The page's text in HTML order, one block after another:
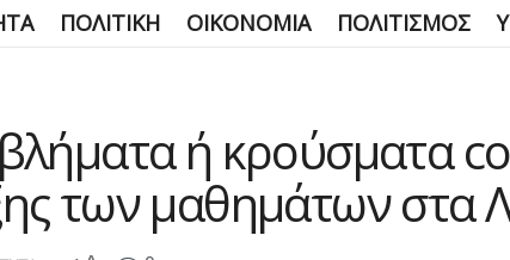
ΠΟΛΙΤΙΚΗ ΟΙΚΟΝΟΜΙΑ ΠΟΛΙΤΙΣΜΟΣ
ή κρούσματα
των μαθημάτων στα